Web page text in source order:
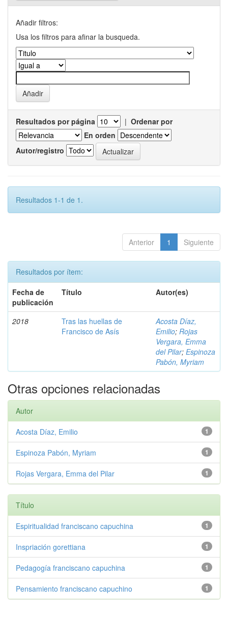
Añadir filtros:
Usa los filtros para afinar la busqueda.
Resultados por página | Ordenar por
En orden
Autor/registro
Resultados 1-1 de 1.
Anterior 1 Siguiente
Resultados por ítem:
Fecha de
publicación
Título Autor(es)
2018
Tras las huellas de
Francisco de Asís
Acosta Díaz,
Emilio; Rojas
Vergara, Emma
del Pilar; Espinoza
Pabón, Myriam
Otras opciones relacionadas
Autor
1
Acosta Díaz, Emilio
1
Espinoza Pabón, Myriam
1
Rojas Vergara, Emma del Pilar
Título
1
Espiritualidad franciscano capuchina
1
Inspriación gorettiana
1
Pedagogía franciscano capuchina
1
Pensamiento franciscano capuchino